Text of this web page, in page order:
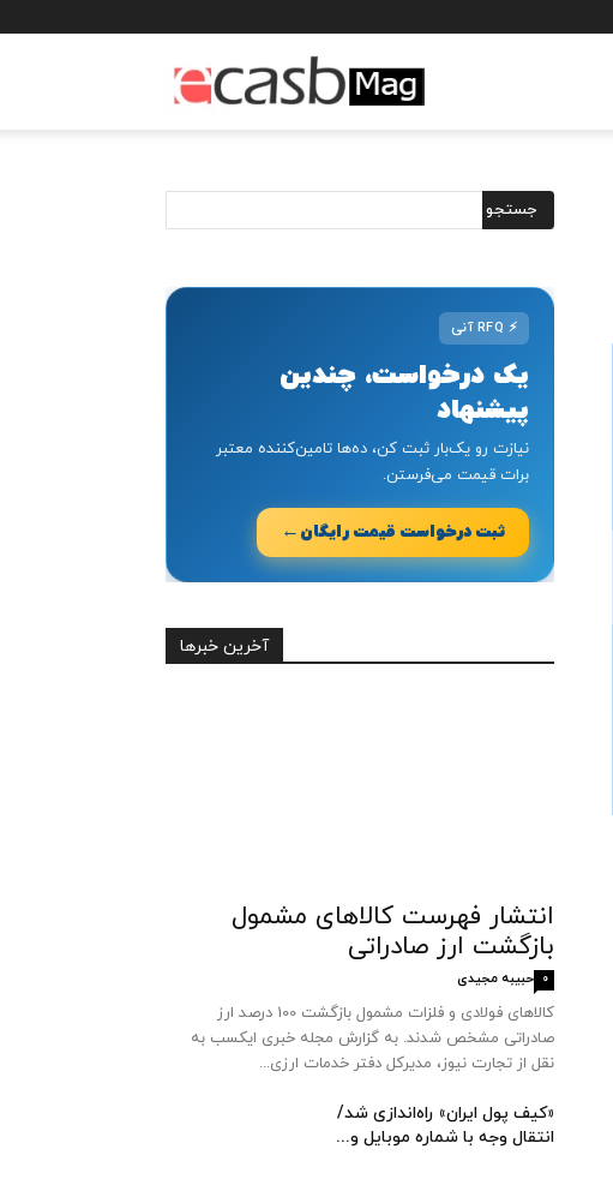
⚡
یک درخواست، چندین
پیشنهاد
نیازت رو یک‌بار ثبت کن، ده‌ها تامین‌کننده معتبر
برات قیمت می‌فرستن.
ثبت درخواست قیمت رایگان ←
آخرین خبرها
انتشار فهرست کالاهای مشمول
بازگشت ارز صادراتی
حبیبه مجیدی 0
کالاهای فولادی و فلزات مشمول بازگشت 100 درصد ارز
صادراتی مشخص شدند. به گزارش مجله خبری ایکسب به
نقل از تجارت نیوز، مدیرکل دفتر خدمات ارزی...
«کیف پول ایران» راه‌اندازی شد/
انتقال وجه با شماره موبایل و...